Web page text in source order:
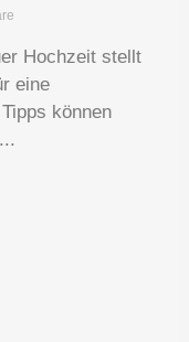
Hochzeit stellt
eine
können